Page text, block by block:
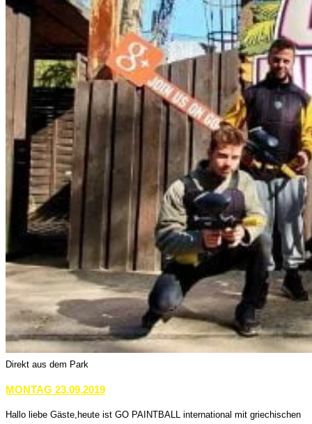
Direkt aus dem Park
MONTAG 23.09.2019
Hallo liebe Gäste,heute ist GO PAINTBALL international mit griechischen